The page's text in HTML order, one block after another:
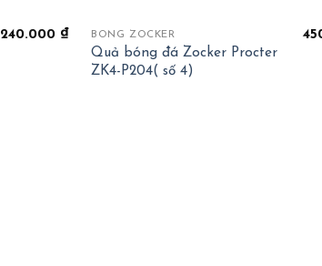
240.000 ₫ BÓNG ZOCKER
Quả bóng đá Zocker Procter
ZK4-P204( số 4)